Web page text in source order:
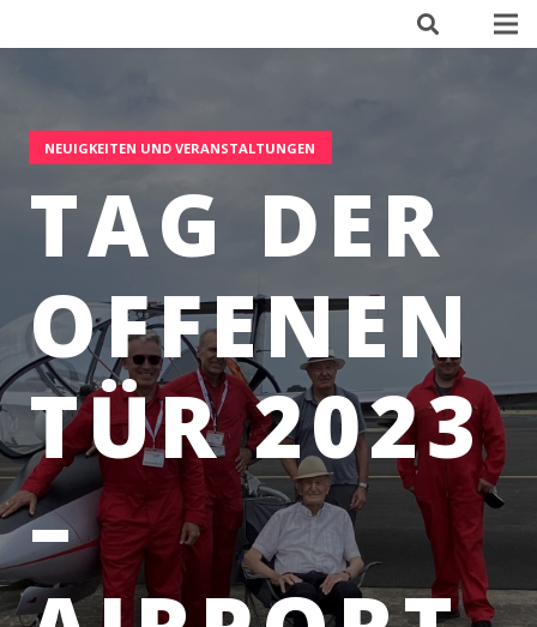
NEUIGKEITEN UND VERANSTALTUNGEN
TAG DER
OFFENEN
TÜR 2023
–